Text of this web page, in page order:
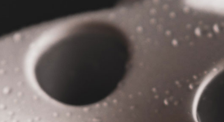
、并提供相关模型制
品牌故事
、矿山机械铸件、
世界五百强、行业
质成分跟踪管理。
模型制作
832项质量控制流程标
工职业发展双通道
招聘职位
同发展，共创价值。